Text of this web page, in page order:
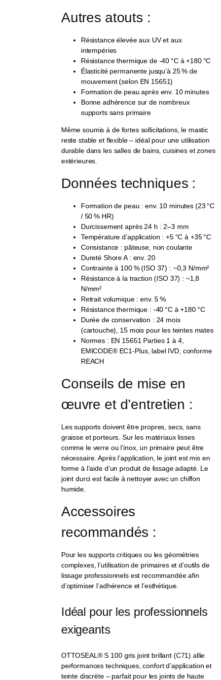
Autres atouts :
Résistance élevée aux UV et aux
intempéries
Résistance thermique de -40 °C à +180 °C
Élasticité permanente jusqu’à 25 % de
mouvement (selon EN 15651)
Formation de peau après env. 10 minutes
Bonne adhérence sur de nombreux
supports sans primaire
Même soumis à de fortes sollicitations, le mastic
reste stable et flexible – idéal pour une utilisation
durable dans les salles de bains, cuisines et zones
extérieures.
Données techniques :
Formation de peau : env. 10 minutes (23 °C
/ 50 % HR)
Durcissement après 24 h : 2–3 mm
Température d’application : +5 °C à +35 °C
Consistance : pâteuse, non coulante
Dureté Shore A : env. 20
Contrainte à 100 % (ISO 37) : ~0,3 N/mm²
Résistance à la traction (ISO 37) : ~1,8
N/mm²
Retrait volumique : env. 5 %
Résistance thermique : -40 °C à +180 °C
Durée de conservation : 24 mois
(cartouche), 15 mois pour les teintes mates
Normes : EN 15651 Parties 1 à 4,
EMICODE® EC1-Plus, label IVD, conforme
REACH
Conseils de mise en
œuvre et d’entretien :
Les supports doivent être propres, secs, sans
graisse et porteurs. Sur les matériaux lisses
comme le verre ou l’inox, un primaire peut être
nécessaire. Après l’application, le joint est mis en
forme à l’aide d’un produit de lissage adapté. Le
joint durci est facile à nettoyer avec un chiffon
humide.
Accessoires
recommandés :
Pour les supports critiques ou les géométries
complexes, l’utilisation de primaires et d’outils de
lissage professionnels est recommandée afin
d’optimiser l’adhérence et l’esthétique.
Idéal pour les professionnels
exigeants
OTTOSEAL® S 100 gris joint brillant (C71) allie
performances techniques, confort d’application et
teinte discrète – parfait pour les joints de haute